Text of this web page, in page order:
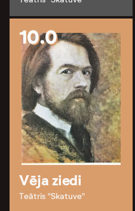
10.0
Vēja ziedi
Teātris "Skatuve"